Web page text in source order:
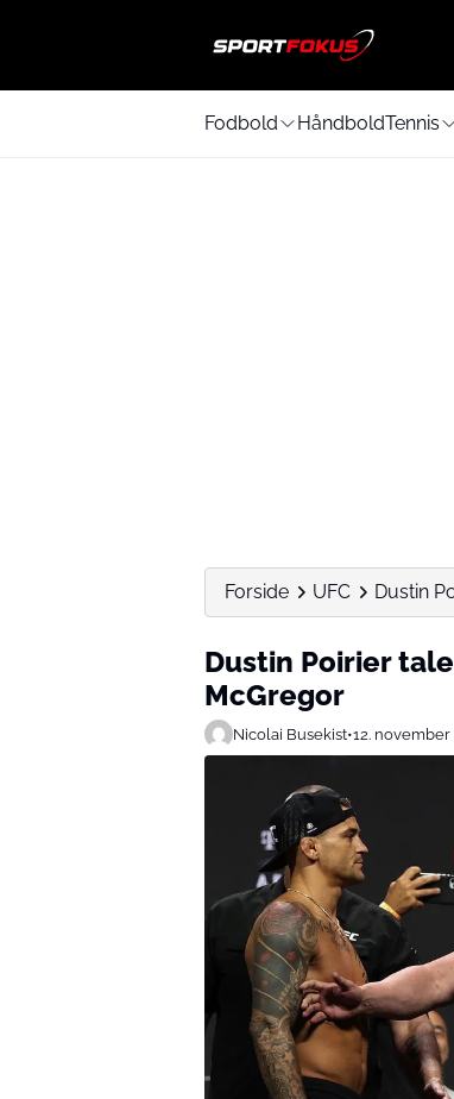
Fodbold HåndboldTennis
Forside UFC Dustin
Dustin Poirier
McGregor
Nicolai Busekist•12. november